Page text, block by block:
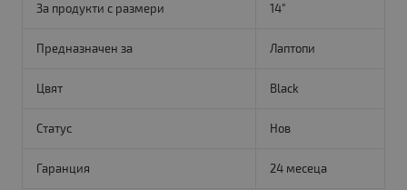
За продукти с размери 14"
Предназначен за Лаптопи
Цвят Black
Статус Нов
Гаранция 24 месеца